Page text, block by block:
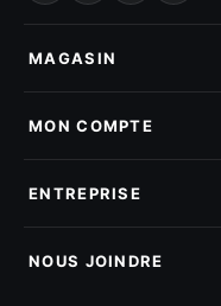
MAGASIN
Nos marques
Pads de polissage
Pièces détachées
MON COMPTE
Mes tickets SAV
Mon parrainage
Programme fidelite
ENTREPRISE
Compte pro
NOUS JOINDRE